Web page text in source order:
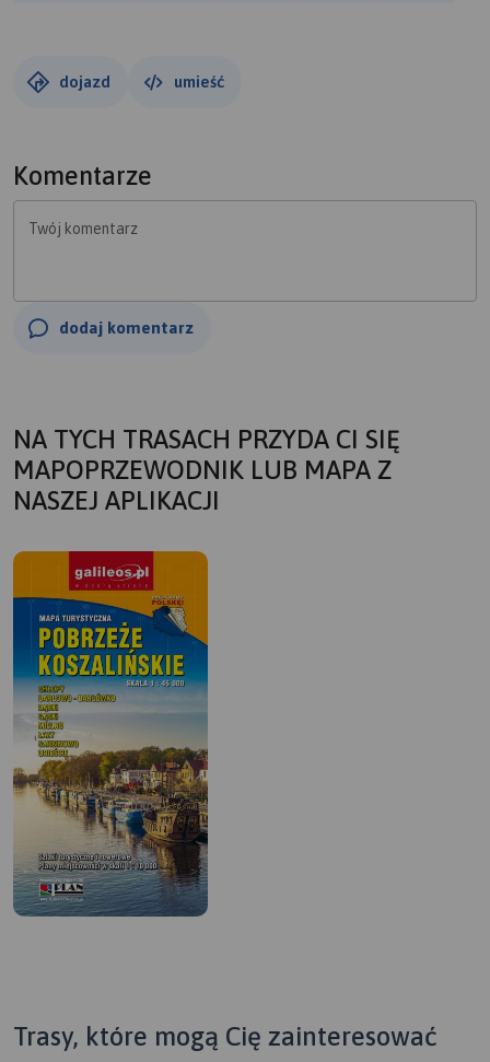
dojazd umieść
Komentarze
Twój komentarz
dodaj komentarz
NA TYCH TRASACH PRZYDA CI SIĘ
MAPOPRZEWODNIK LUB MAPA Z
NASZEJ APLIKACJI
Trasy, które mogą Cię zainteresować